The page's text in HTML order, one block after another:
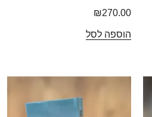
₪270.00
הוספה לסל